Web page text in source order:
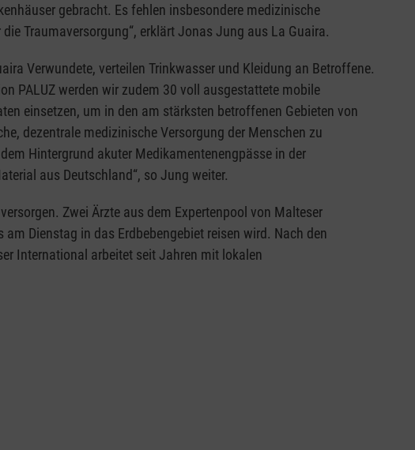
gebracht. Es fehlen insbesondere medizinische
Traumaversorgung“, erklärt Jonas Jung aus La Guaira.
Verwundete, verteilen Trinkwasser und Kleidung an Betroffene.
PALUZ werden wir zudem 30 voll ausgestattete mobile
einsetzen, um in den am stärksten betroffenen Gebieten von
dezentrale medizinische Versorgung der Menschen zu
Hintergrund akuter Medikamentenengpässe in der
aus Deutschland“, so Jung weiter.
Zwei Ärzte aus dem Expertenpool von Malteser
Dienstag in das Erdbebengebiet reisen wird. Nach den
International arbeitet seit Jahren mit lokalen